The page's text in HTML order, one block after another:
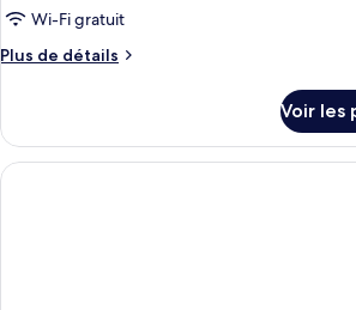
Wi-Fi gratuit
Plus de détails
Plus
le
type
de
Voir les